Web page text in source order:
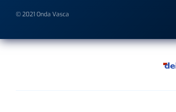
© 2021 Onda Vasca